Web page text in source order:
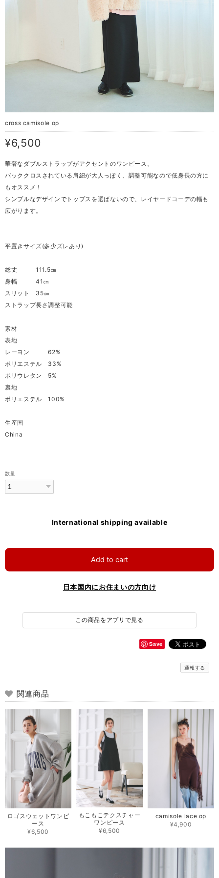
cross camisole op
¥6,500
華奢なダブルストラップがアクセントのワンピース。
バッククロスされている肩紐が大人っぽく、調整可能なので低身長の方に
もオススメ！
シンプルなデザインでトップスを選ばないので、レイヤードコーデの幅も
広がります。
平置きサイズ(多少ズレあり)
総丈 111.5㎝
身幅 41㎝
スリット 35㎝
ストラップ長さ調整可能
素材
表地
レーヨン 62%
ポリエステル 33%
ポリウレタン 5%
裏地
ポリエステル 100%
生産国
China
数量
International shipping available
Add to cart
日本国内にお住まいの方向け
この商品をアプリで見る
Save
通報する
関連商品
ロゴスウェットワンピ
ース
¥6,500
もこもこテクスチャー
ワンピース
¥6,500
camisole lace op
¥4,900